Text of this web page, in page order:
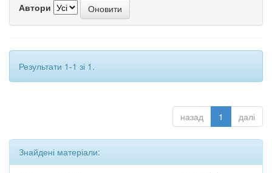
Автори
Результати 1-1 зі 1.
назад 1 далі
Знайдені матеріали: